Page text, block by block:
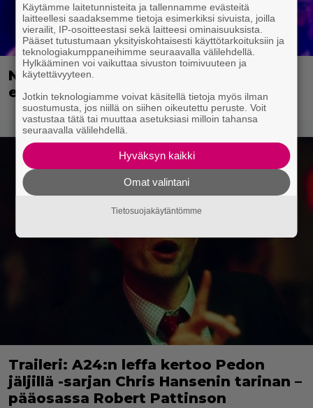
Nyt Netflixissä: Vuoden 2024 paras
elokuva!
Traileri: A24:n leffa kertoo Pedon
jäljillä -sarjan Chris Hansenin tarinan –
pääosassa Robert Pattinson
Käytämme laitetunnisteita ja tallennamme evästeitä
laitteellesi saadaksemme tietoja esimerkiksi sivuista, joilla
vierailit, IP-osoitteestasi sekä laitteesi ominaisuuksista.
Pääset tutustumaan yksityiskohtaisesti käyttötarkoituksiin ja
teknologiakumppaneihimme seuraavalla välilehdellä.
Hylkääminen voi vaikuttaa sivuston toimivuuteen ja
käytettävyyteen.
Jotkin teknologiamme voivat käsitellä tietoja myös ilman
suostumusta, jos niillä on siihen oikeutettu peruste. Voit
vastustaa tätä tai muuttaa asetuksiasi milloin tahansa
seuraavalla välilehdellä.
Hyväksyn kaikki
Omat valintani
Tietosuojakäytäntömme